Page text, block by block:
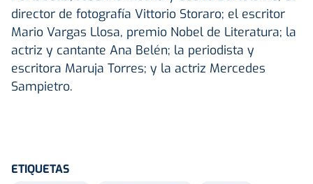
director de fotografía Vittorio Storaro; el escritor
Mario Vargas Llosa, premio Nobel de Literatura; la
actriz y cantante Ana Belén; la periodista y
escritora Maruja Torres; y la actriz Mercedes
Sampietro.
ETIQUETAS